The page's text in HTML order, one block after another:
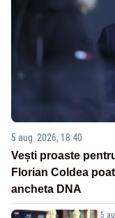
5 aug. 2026, 18:40
Vești proaste
Florian Coldea
ancheta DNA
5